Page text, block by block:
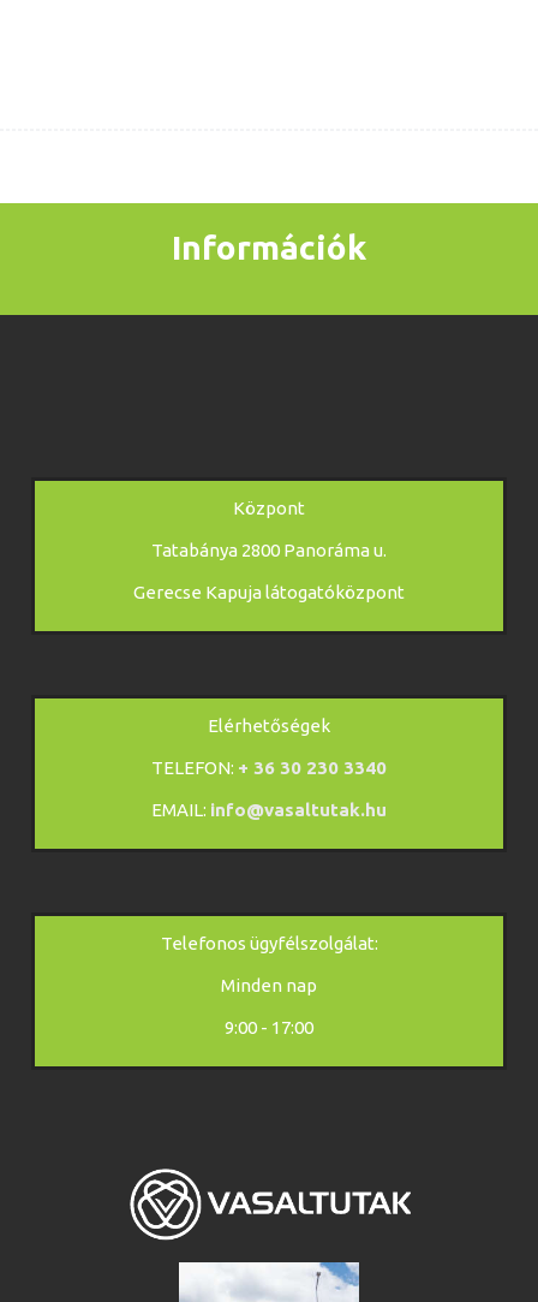
Információk
Központ
Tatabánya 2800 Panoráma u.
Gerecse Kapuja látogatóközpont
Elérhetőségek
TELEFON: + 36 30 230 3340
EMAIL: info@vasaltutak.hu
Telefonos ügyfélszolgálat:
Minden nap
9:00 - 17:00